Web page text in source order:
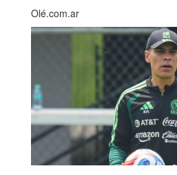
Olé.com.ar